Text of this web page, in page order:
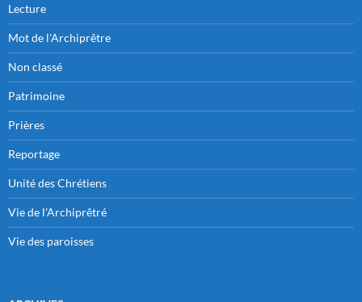
Lecture
Mot de l'Archiprêtre
Non classé
Patrimoine
Prières
Reportage
Unité des Chrétiens
Vie de l'Archiprêtré
Vie des paroisses